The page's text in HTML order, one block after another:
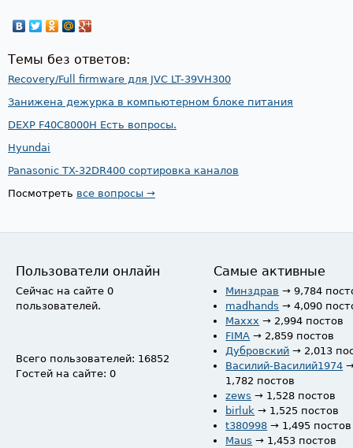
Темы без ответов:
Recovery/Full firmware для JVC LT-39VH300
Занижена дежурка в компьютерном блоке питания
DEXP F40C8000H Есть вопросы.
Hyundai
Panasonic TX-32DR400 сортировка каналов
Посмотреть все вопросы →
Пользователи онлайн
Сейчас на сайте 0
пользователей.
Всего пользователей: 16852
Гостей на сайте: 0
Самые активные
Минздрав → 9,784
madhands → 4,090
Maxxx → 2,994 постов
FIMA → 2,859 постов
Дубровский → 2,013
Василий-Василий1974
1,782 постов
zews → 1,528 постов
birluk → 1,525 постов
t380998 → 1,495 постов
Maus → 1,453 постов